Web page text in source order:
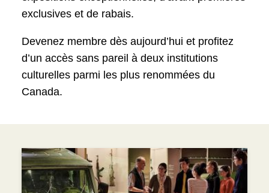
exclusives et de rabais.
Devenez membre dès aujourd’hui et profitez
d’un accès sans pareil à deux institutions
culturelles parmi les plus renommées du
Canada.